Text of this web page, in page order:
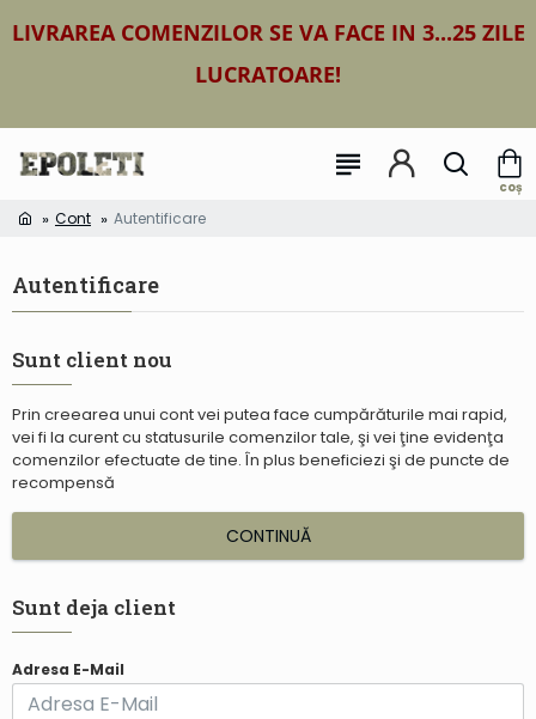
LIVRAREA COMENZILOR SE VA FACE IN 3...25 ZILE
LUCRATOARE!
Cont Autentificare
Autentificare
Sunt client nou
Prin creearea unui cont vei putea face cumpărăturile mai rapid,
vei fi la curent cu statusurile comenzilor tale, şi vei ţine evidenţa
comenzilor efectuate de tine. În plus beneficiezi şi de puncte de
recompensă
CONTINUĂ
Sunt deja client
Adresa E-Mail